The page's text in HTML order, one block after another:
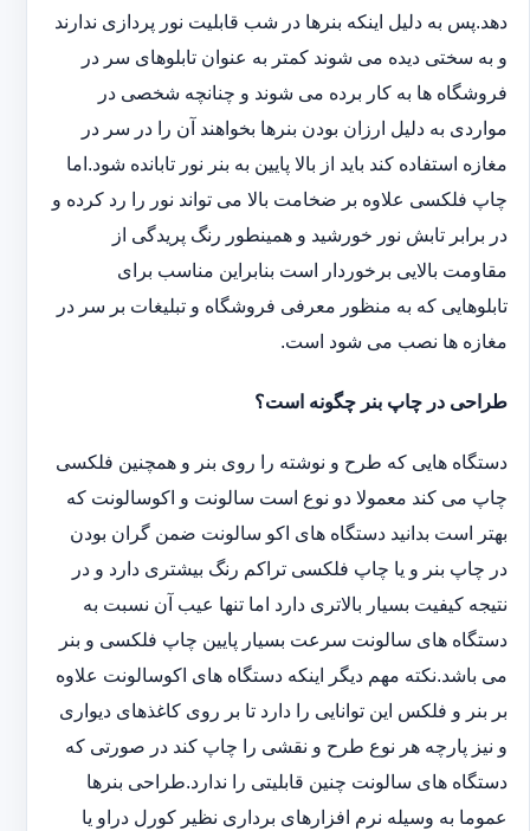
دهد.پس به دلیل اینکه بنرها در شب قابلیت نور پردازی ندارند
و به سختی دیده می شوند کمتر به عنوان تابلوهای سر در
فروشگاه ها به کار برده می شوند و چنانچه شخصی در
مواردی به دلیل ارزان بودن بنرها بخواهند آن را در سر در
مغازه استفاده کند باید از بالا پایین به بنر نور تابانده شود.اما
چاپ فلکسی علاوه بر ضخامت بالا می تواند نور را رد کرده و
در برابر تابش نور خورشید و همینطور رنگ پریدگی از
مقاومت بالایی برخوردار است بنابراین مناسب برای
تابلوهایی که به منظور معرفی فروشگاه و تبلیغات بر سر در
مغازه ها نصب می شود است.
طراحی در چاپ بنر چگونه است؟
دستگاه هایی که طرح و نوشته را روی بنر و همچنین فلکسی
چاپ می کند معمولا دو نوع است سالونت و اکوسالونت که
بهتر است بدانید دستگاه های اکو سالونت ضمن گران بودن
در چاپ بنر و یا چاپ فلکسی تراکم رنگ بیشتری دارد و در
نتیجه کیفیت بسیار بالاتری دارد اما تنها عیب آن نسبت به
دستگاه های سالونت سرعت بسیار پایین چاپ فلکسی و بنر
می باشد.نکته مهم دیگر اینکه دستگاه های اکوسالونت علاوه
بر بنر و فلکس این توانایی را دارد تا بر روی کاغذهای دیواری
و نیز پارچه هر نوع طرح و نقشی را چاپ کند در صورتی که
دستگاه های سالونت چنین قابلیتی را ندارد.طراحی بنرها
عموما به وسیله نرم افزارهای برداری نظیر کورل دراو یا